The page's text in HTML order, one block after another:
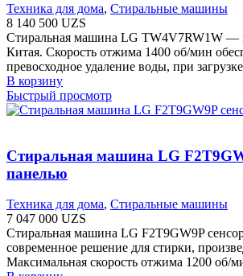
Техника для дома, Стиральные машины
8 140 500 UZS
Стиральная машина LG TW4V7RW1W —
Китая. Скорость отжима 1400 об/мин
превосходное удаление воды, при
В корзину
Быстрый просмотр
Стиральная машина LG
панелью
Техника для дома, Стиральные машины
7 047 000 UZS
Стиральная машина LG F2T9GW9P
современное решение для стирки,
Максимальная скорость отжима 1200 об/